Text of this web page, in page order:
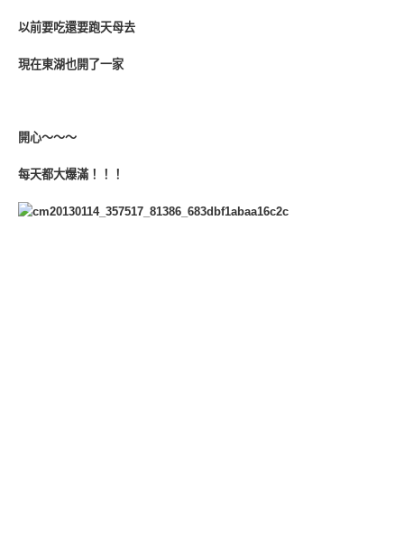
以前要吃還要跑天母去
現在東湖也開了一家
開心～～～
每天都大爆滿！！！